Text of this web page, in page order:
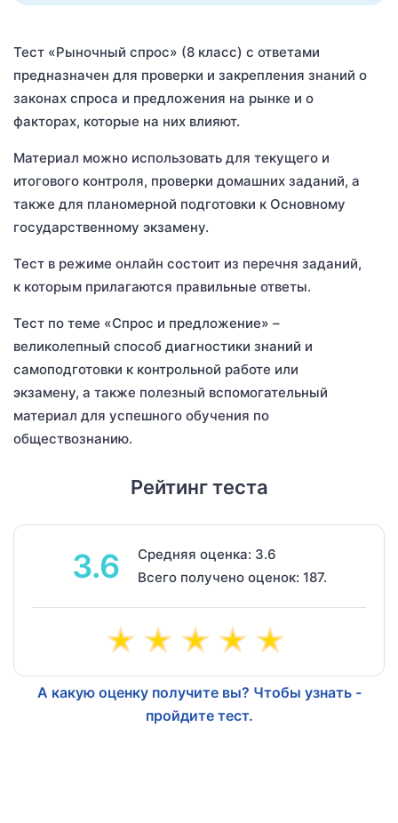
Тест «Рыночный спрос» (8 класс) с ответами
предназначен для проверки и закрепления знаний о
законах спроса и предложения на рынке и о
факторах, которые на них влияют.
Материал можно использовать для текущего и
итогового контроля, проверки домашних заданий, а
также для планомерной подготовки к Основному
государственному экзамену.
Тест в режиме онлайн состоит из перечня заданий,
к которым прилагаются правильные ответы.
Тест по теме «Спрос и предложение» –
великолепный способ диагностики знаний и
самоподготовки к контрольной работе или
экзамену, а также полезный вспомогательный
материал для успешного обучения по
обществознанию.
Рейтинг теста
3.6
Средняя оценка: 3.6
Всего получено оценок: 187.
А какую оценку получите вы? Чтобы узнать -
пройдите тест.